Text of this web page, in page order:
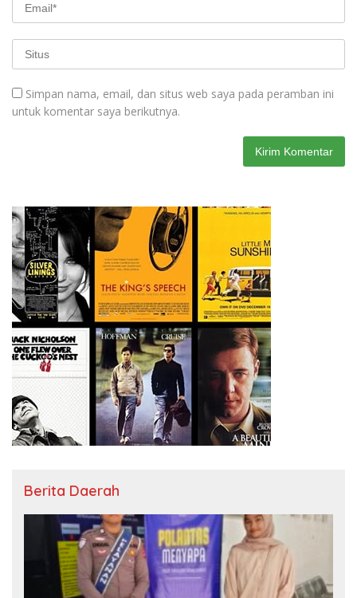
Simpan nama, email, dan situs web saya pada peramban ini
untuk komentar saya berikutnya.
Berita Daerah